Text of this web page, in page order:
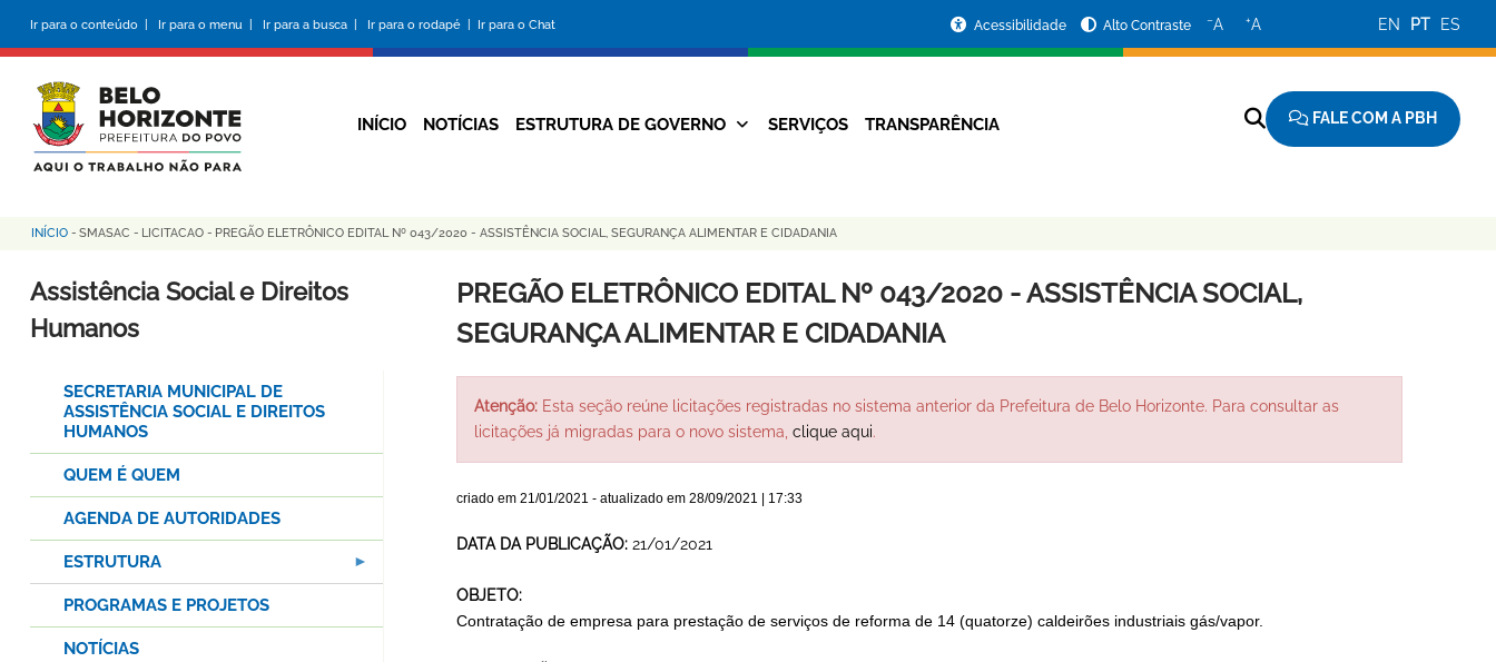
conteúdo
principal
Ir para o conteúdo | Ir para o menu | Ir para a busca | Ir para o rodapé | Ir para o Chat
da
Prefeitura
Acessibilidade Alto Contraste −A +A EN PT ES
Navegação
INÍCIO NOTÍCIAS ESTRUTURA DE GOVERNO SERVIÇOS TRANSPARÊNCIA FALE COM A PBH
Trilha
de
navegação
INÍCIO - SMASAC - LICITACAO - PREGÃO ELETRÔNICO EDITAL Nº 043/2020 - ASSISTÊNCIA SOCIAL, SEGURANÇA ALIMENTAR E CIDADANIA
PREGÃO ELETRÔNICO EDITAL Nº 043/2020 - ASSISTÊNCIA SOCIAL,
SEGURANÇA ALIMENTAR E CIDADANIA
Atenção:Esta seção reúne licitações registradas no sistema anterior da Prefeitura de Belo Horizonte. Para consultar as
licitações já migradas para o novo sistema, clique aqui.
criado em 21/01/2021 - atualizado em 28/09/2021 | 17:33
DATA DA PUBLICAÇÃO: 21/01/2021
OBJETO:
Contratação de empresa para prestação de serviços de reforma de 14 (quatorze) caldeirões industriais gás/vapor.
Assistência Social e Direitos
Humanos
SECRETARIA MUNICIPAL DE
ASSISTÊNCIA SOCIAL E DIREITOS
HUMANOS
QUEM É QUEM
AGENDA DE AUTORIDADES
ESTRUTURA
PROGRAMAS E PROJETOS
NOTÍCIAS